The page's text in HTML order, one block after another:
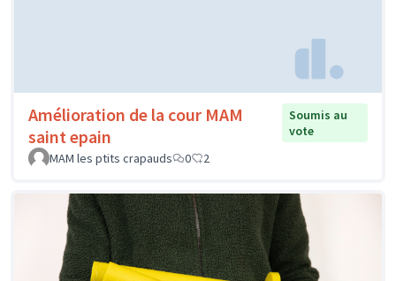
Amélioration de la cour MAM
saint epain
Soumis au
vote
MAM les ptits crapauds
0 2